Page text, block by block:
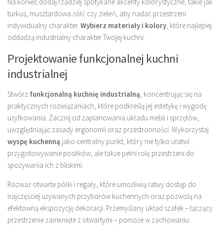
turkus, musztardowa żółć czy zieleń, aby nadać przestrzeni
indywidualny charakter. Wybierz materiały i kolory , które najlepiej
oddadzą industrialny charakter Twojej kuchni.
Projektowanie funkcjonalnej kuchni
industrialnej
Stwórz funkcjonalną kuchnię industrialną , koncentrując się na
praktycznych rozwiązaniach, które podkreślą jej estetykę i wygodę
użytkowania. Zacznij od zaplanowania układu mebli i sprzętów,
uwzględniając zasady ergonomii oraz przestronności. Wykorzystaj
wyspę kuchenną jako centralny punkt, który nie tylko ułatwi
przygotowywanie posiłków, ale także pełni rolę przestrzeni do
spożywania ich z bliskimi.
Rozważ otwarte półki i regały, które umożliwią łatwy dostęp do
najczęściej używanych przyborów kuchennych oraz pozwolą na
efektowną ekspozycję dekoracji. Przemyślany układ szafek – łączący
przestrzenie zamknięte z otwartymi – pomoże w zachowaniu